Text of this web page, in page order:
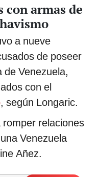
con armas de
a nueve
de poseer
de Venezuela,
con el
, según Longaric.
romper relaciones
Venezuela
Añez.